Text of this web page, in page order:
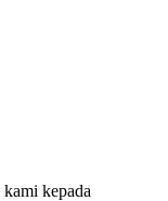
kami kepada